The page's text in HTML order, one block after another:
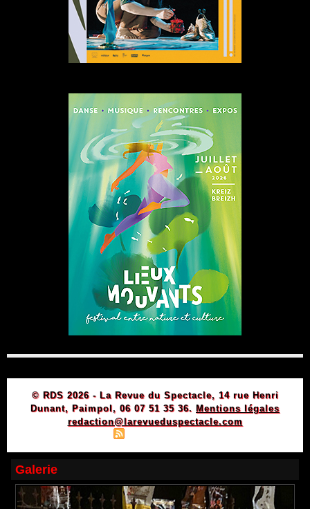
© RDS 2026 - La Revue du Spectacle, 14 rue Henri
Dunant, Paimpol, 06 07 51 35 36. Mentions légales
redaction@larevueduspectacle.com
Galerie